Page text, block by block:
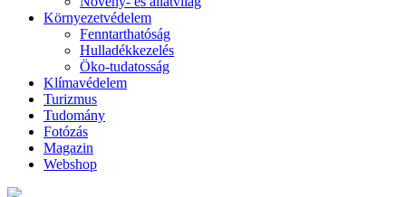
Környezetvédelem
Fenntarthatóság
Hulladékkezelés
Öko-tudatosság
Klímavédelem
Turizmus
Tudomány
Fotózás
Magazin
Webshop